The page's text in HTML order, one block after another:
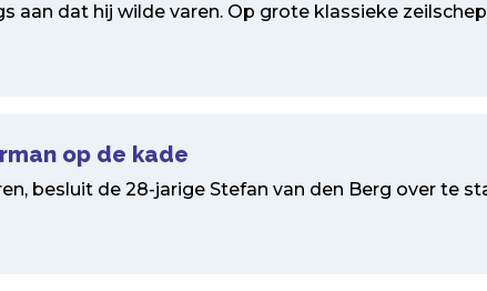
aan dat hij wilde varen. Op grote klassieke
op de kade
besluit de 28-jarige Stefan van den Berg over te